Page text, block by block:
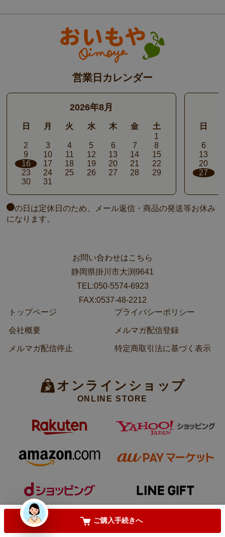
(
必
須
)
(
必
(
須
お気に入りに登録する
ご購入手続きへ
営業日カレンダー
2026年8月
日 月 火 水 木 金
土
1
2
3 4 5 6 7
8
9
10 11 12 13 14
15
16
17 18 19 20 21
22
23
24 25 26 27 28
29
30
31
日
6
13
20
27
の日は定休日のため、メール返信・商品の発送等お休み
になります。
お問い合わせはこちら
静岡県掛川市大渕9641
TEL:050-5574-6923
FAX:0537-48-2212
トップページ
プライバシーポリシー
会社概要 メルマガ配信登録
メルマガ配信停止 特定商取引法に基づく表示
オンラインショップ
ONLINE STORE